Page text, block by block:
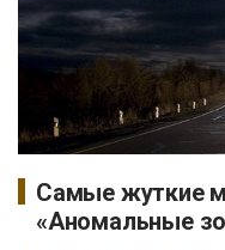
Самые жуткие
«Аномальные